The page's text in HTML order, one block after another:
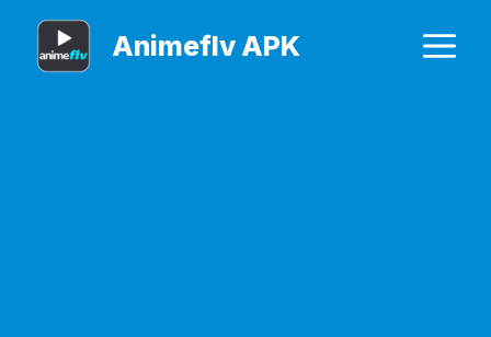
content
Animeflv APK